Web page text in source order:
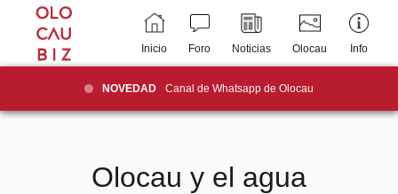
Inicio Foro Noticias Olocau Info
NOVEDAD Canal de Whatsapp de Olocau
Olocau y el agua